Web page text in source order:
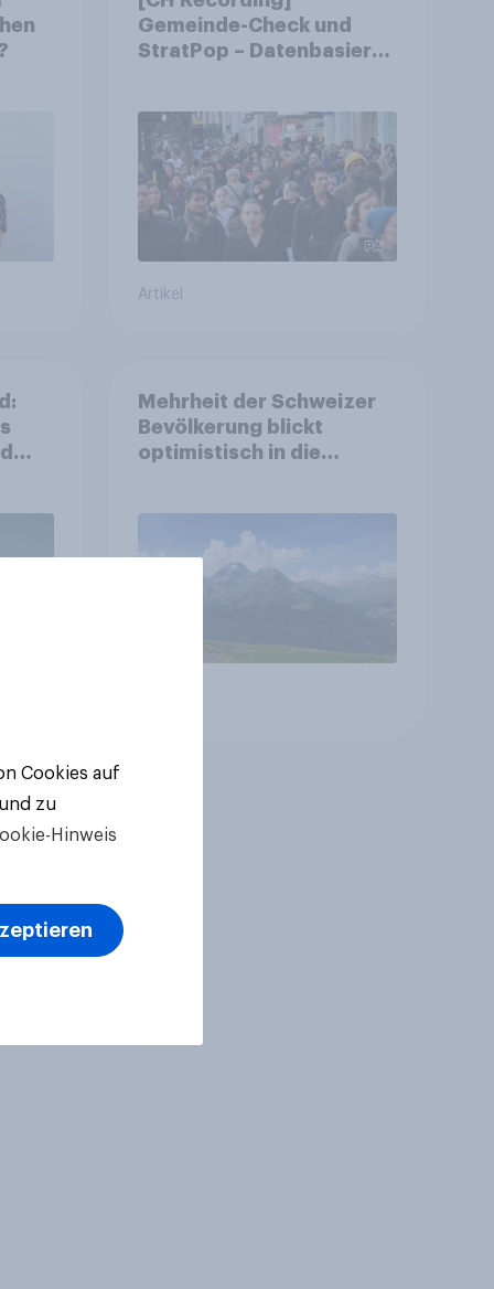
Gemeinde-Check und
StratPop – Datenbasierte
Artikel
Mehrheit der Schweizer
Bevölkerung blickt
optimistisch in die
Gesundheitswesen und
Altersvorsorge
Cookies auf
zu
Hinweis